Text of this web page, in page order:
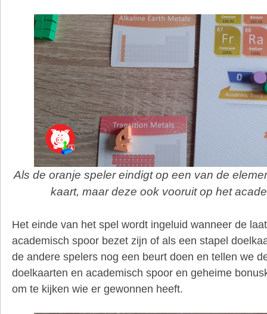
Als de oranje speler eindigt op een van de
kaart, maar deze ook vooruit op het
Het einde van het spel wordt ingeluid wanneer de
academisch spoor bezet zijn of als een stapel
de andere spelers nog een beurt doen en tellen we
doelkaarten en academisch spoor en geheime
om te kijken wie er gewonnen heeft.